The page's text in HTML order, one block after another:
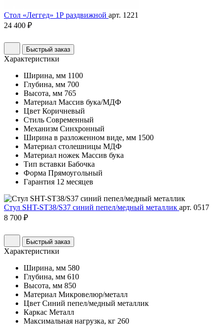
Стол «Леггед» 1Р раздвижной арт. 1221
24 400 ₽
Быстрый заказ
Характеристики
Ширина, мм 1100
Глубина, мм 700
Высота, мм 765
Материал Массив бука/МДФ
Цвет Коричневый
Стиль Современный
Механизм Синхронный
Ширина в разложенном виде, мм 1500
Материал столешницы МДФ
Материал ножек Массив бука
Тип вставки Бабочка
Форма Прямоугольный
Гарантия 12 месяцев
Стул SHT-ST38/S37 синий пепел/медный металлик арт. 0517
8 700 ₽
Быстрый заказ
Характеристики
Ширина, мм 580
Глубина, мм 610
Высота, мм 850
Материал Микровелюр/металл
Цвет Синий пепел/медный металлик
Каркас Металл
Максимальная нагрузка, кг 260